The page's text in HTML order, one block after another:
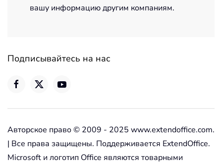
вашу информацию другим компаниям.
Подписывайтесь на нас
Авторское право © 2009 - 2025 www.extendoffice.com.
| Все права защищены. Поддерживается ExtendOffice.
Microsoft и логотип Office являются товарными